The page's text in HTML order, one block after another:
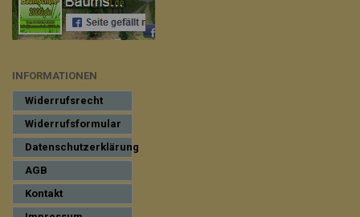
INFORMATIONEN
Widerrufsrecht
Widerrufsformular
Datenschutzerklärung
AGB
Kontakt